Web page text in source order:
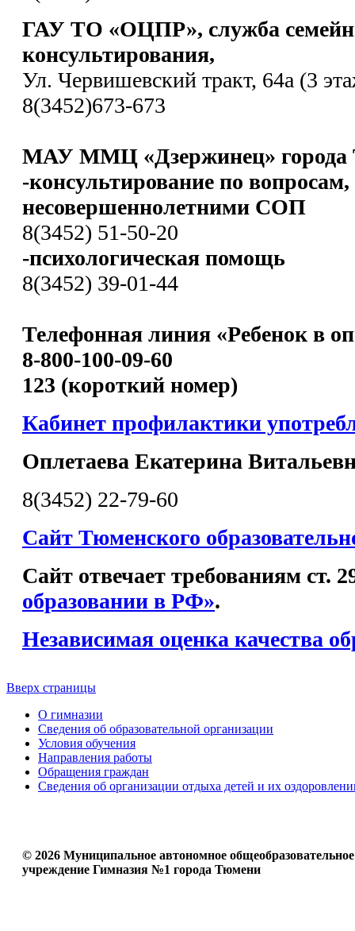
ГАУ ТО «ОЦПР», служба
консультирования,
Ул. Червишевский тракт, 64а (3
8(3452)673-673
МАУ ММЦ «Дзержинец» города
-консультирование по
несовершеннолетними СОП
8(3452) 51-50-20
-психологическая помощь
8(3452) 39-01-44
Телефонная линия «Ребенок в
8-800-100-09-60
123 (короткий номер)
Кабинет профилактики
Оплетаева Екатерина
8(3452) 22-79-60
Сайт Тюменского
Сайт отвечает требованиям ст.
образовании в РФ».
Независимая оценка качества
Вверх страницы
О гимназии
Сведения об образовательной организации
Условия обучения
Направления работы
Обращения граждан
Сведения об организации отдыха детей и их
© 2026 Муниципальное автономное общеобразовательное
учреждение Гимназия №1 города Тюмени